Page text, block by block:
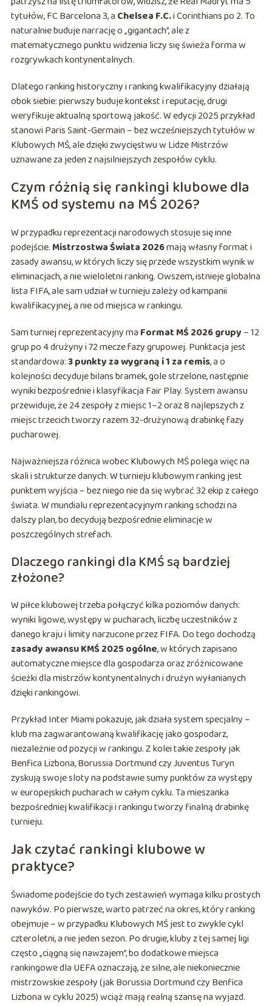
tytułów, FC Barcelona 3, a Chelsea F.C.i Corinthians po 2. To
naturalnie buduje narrację o „gigantach”, ale z
matematycznego punktu widzenia liczy się świeża forma w
rozgrywkach kontynentalnych.
Dlatego ranking historyczny i ranking kwalifikacyjny działają
obok siebie: pierwszy buduje kontekst i reputację, drugi
weryfikuje aktualną sportową jakość. W edycji 2025 przykład
stanowi Paris Saint-Germain – bez wcześniejszych tytułów w
Klubowych MŚ, ale dzięki zwycięstwu w Lidze Mistrzów
uznawane za jeden z najsilniejszych zespołów cyklu.
Czym różnią się rankingi klubowe dla
KMŚ od systemu na MŚ 2026?
W przypadku reprezentacji narodowych stosuje się inne
podejście. Mistrzostwa Świata 2026mają własny format i
zasady awansu, w których liczy się przede wszystkim wynik w
eliminacjach, a nie wieloletni ranking. Owszem, istnieje globalna
lista FIFA, ale sam udział w turnieju zależy od kampanii
kwalifikacyjnej, a nie od miejsca w rankingu.
Sam turniej reprezentacyjny ma Format MŚ 2026 grupy – 12
grup po 4 drużyny i 72 mecze fazy grupowej. Punktacja jest
standardowa:3 punkty za wygraną i 1 za remis, a o
kolejności decyduje bilans bramek, gole strzelone, następnie
wyniki bezpośrednie i klasyfikacja Fair Play. System awansu
przewiduje, że 24 zespoły z miejsc 1–2 oraz 8 najlepszych z
miejsc trzecich tworzy razem 32-drużynową drabinkę fazy
pucharowej.
Najważniejsza różnica wobec Klubowych MŚ polega więc na
skali i strukturze danych. W turnieju klubowym ranking jest
punktem wyjścia – bez niego nie da się wybrać 32 ekip z całego
świata. W mundialu reprezentacyjnym ranking schodzi na
dalszy plan, bo decydują bezpośrednie eliminacje w
poszczególnych strefach.
Dlaczego rankingi dla KMŚ są bardziej
złożone?
W piłce klubowej trzeba połączyć kilka poziomów danych:
wyniki ligowe, występy w pucharach, liczbę uczestników z
danego kraju i limity narzucone przez FIFA. Do tego dochodzą
zasady awansu KMŚ 2025 ogólne, w których zapisano
automatyczne miejsce dla gospodarza oraz zróżnicowane
ścieżki dla mistrzów kontynentalnych i drużyn wyłanianych
dzięki rankingowi.
Przykład Inter Miami pokazuje, jak działa system specjalny –
klub ma zagwarantowaną kwalifikację jako gospodarz,
niezależnie od pozycji w rankingu. Z kolei takie zespoły jak
Benfica Lizbona, Borussia Dortmund czy Juventus Turyn
zyskują swoje sloty na podstawie sumy punktów za występy
w europejskich pucharach w całym cyklu. Ta mieszanka
bezpośredniej kwalifikacji i rankingu tworzy finalną drabinkę
turnieju.
Jak czytać rankingi klubowe w
praktyce?
Świadome podejście do tych zestawień wymaga kilku prostych
nawyków. Po pierwsze, warto patrzeć na okres, który ranking
obejmuje – w przypadku Klubowych MŚ jest to zwykle cykl
czteroletni, a nie jeden sezon. Po drugie, kluby z tej samej ligi
często „ciągną się nawzajem”, bo dodatkowe miejsca
rankingowe dla UEFA oznaczają, że silne, ale niekoniecznie
mistrzowskie zespoły (jak Borussia Dortmund czy Benfica
Lizbona w cyklu 2025) wciąż mają realną szansę na wyjazd.